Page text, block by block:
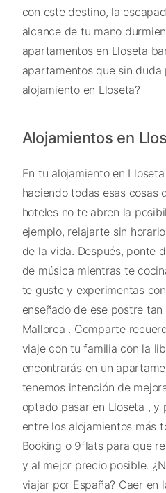
con este destino, la
alcance de tu mano
apartamentos en Lloseta
apartamentos que sin
alojamiento en Lloseta?
Alojamientos en
En tu alojamiento en
haciendo todas esas cosas
hoteles no te abren la
ejemplo, relajarte sin
de la vida. Después, ponte
de música mientras te
te guste y experimentas
enseñado de ese postre
Mallorca . Comparte
viaje con tu familia con la
encontrarás en un
tenemos intención de
optado pasar en Lloseta , y
entre los alojamientos más
Booking o 9flats para que
y al mejor precio posible.
viajar por España? Caer en